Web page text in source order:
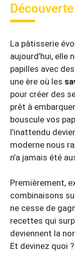
La pâtisserie
aujourd’hui,
papilles avec
une ère où les
pour créer des
prêt à
bouscule vos
l’inattendu
moderne nous
n’a jamais été
Premièrement,
combinaisons
ne cesse de
recettes qui
deviennent la
Et devinez quoi